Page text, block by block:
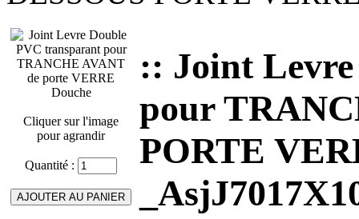
Cliquer sur l'image
pour agrandir
Quantité :
:: Joint
pour
PORTE